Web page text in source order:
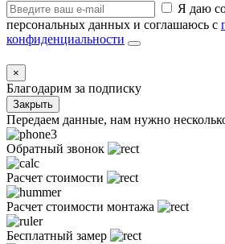
Я даю
персональных данных и соглашаюсь с
конфиденциальности
×
Благодарим за подписку
Закрыть
Передаем данные, нам нужно
Обратный звонок
Расчет стоимости
Расчет стоимости монтажа
Бесплатный замер